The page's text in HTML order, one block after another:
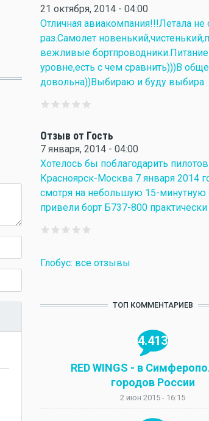
21 октября, 2014 - 04:00
Отличная авиакомпания!!!Летала не
раз.Самолет
вежливые
уровне,есть с чем сравнить)))В
довольна))Выбираю и буду выбира
Отзыв от Гость
7 января, 2014 - 04:00
Хотелось бы поблагодарить
Красноярск-Москва 7 января 2014
смотря на небольшую 15-минутную
привели борт Б737-800
Глобус: все отзывы
ТОП КОММЕНТАРИЕВ
4.413
RED WINGS - в
городов России
2 июн 2015 - 16:15